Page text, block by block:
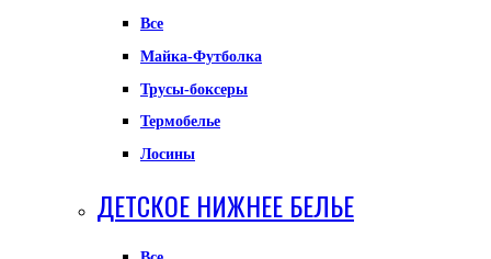
Все
Майка-Футболка
Трусы-боксеры
Термобелье
Лосины
ДЕТСКОЕ НИЖНЕЕ БЕЛЬЕ